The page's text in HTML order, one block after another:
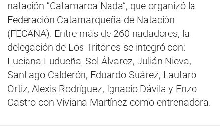
natación “Catamarca Nada”, que organizó la
Federación Catamarqueña de Natación
(FECANA). Entre más de 260 nadadores, la
delegación de Los Tritones se integró con:
Luciana Ludueña, Sol Álvarez, Julián Nieva,
Santiago Calderón, Eduardo Suárez, Lautaro
Ortiz, Alexis Rodríguez, Ignacio Dávila y Enzo
Castro con Viviana Martínez como entrenadora.